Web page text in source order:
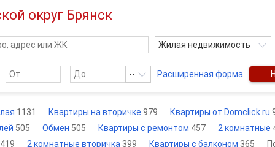
округ Брянск
Жилая недвижимость
-- Расширенная форма
1131 Квартиры на вторичке 979 Квартиры от Domclick.ru
505 Обмен 505 Квартиры с ремонтом 457 2 комнатные
419
2 комнатные вторичка 399 Квартиры с балконом 365